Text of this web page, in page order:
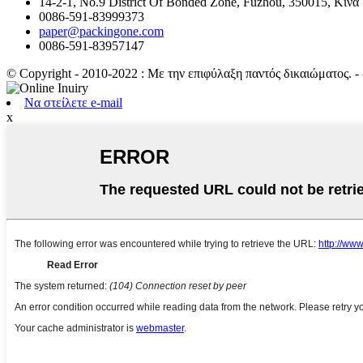
0086-591-83999373
paper@packingone.com
0086-591-83957147
© Copyright - 2010-2022 : Με την επιφύλαξη παντός δικαιώματος. -
Να στείλετε e-mail
x